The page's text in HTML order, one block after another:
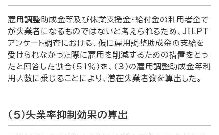
雇用調整助成金等及び休業支援金・給付金の利用者全て
が失業者になるものではないと考えられるため、JILPT
アンケート調査における、仮に雇用調整助成金の支給を
受けられなかった際に雇用を削減するための措置をとっ
たと回答した割合（51％）を、(3)の雇用調整助成金等利
用人数に乗じることにより、潜在失業者数を算出した。
（5）失業率抑制効果の算出